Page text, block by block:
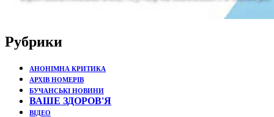
Рубрики
АНОНІМНА КРИТИКА
АРХІВ НОМЕРІВ
БУЧАНСЬКІ НОВИНИ
ВАШЕ ЗДОРОВ'Я
ВІДЕО